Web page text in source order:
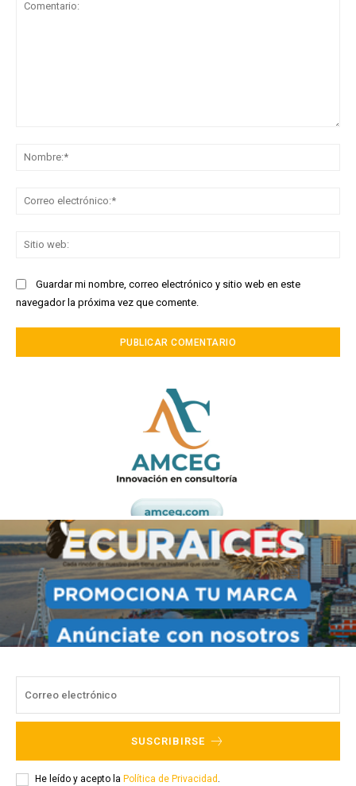
Guardar mi nombre, correo electrónico y sitio web en este
navegador la próxima vez que comente.
SUSCRIBIRSE
He leído y acepto la Política de Privacidad .